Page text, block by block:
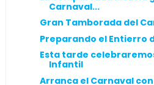
Carnaval...
Gran Tamborada del
Preparando el Entierro
Esta tarde
Infantil
Arranca el Carnaval